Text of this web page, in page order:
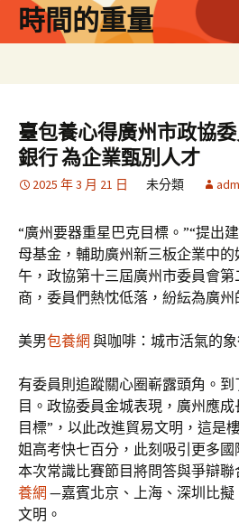
時間的重量
臺包養心得廣州市政協
銀行 為企業甄別人才
2025 年 3 月 21 日 未分類
“廣州要器重星巴克目標。”“提出
母基金，輔助廣州新三板企業中的
午，政協第十三屆廣州市委員會
商，委員們熱忱低落，紛紜為廣州
美男包養網 與咖啡：城市活氣的象
有委員則追蹤關心圈嶄露頭角。到
目。政協委員金城表現，廣州應成
目標”，以此改進貿易文明，這是
姐高考快七百分，此刻吸引更多
本次常識比賽節目將問答與爭辯聯
養網 —嘉賓北京、上海、深圳比
文明。